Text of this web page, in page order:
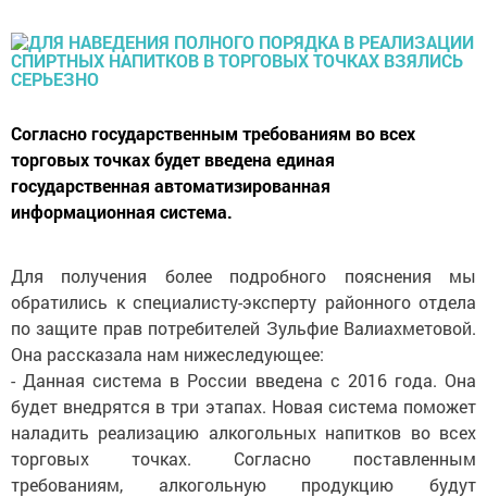
Согласно государственным требованиям во всех
торговых точках будет введена единая
государственная автоматизированная
информационная система.
Для получения более подробного пояснения мы
обратились к специалисту-эксперту районного отдела
по защите прав потребителей Зульфие Валиахметовой.
Она рассказала нам нижеследующее:
- Данная система в России введена с 2016 года. Она
будет внедрятся в три этапах. Новая система поможет
наладить реализацию алкогольных напитков во всех
торговых точках. Согласно поставленным
требованиям, алкогольную продукцию будут